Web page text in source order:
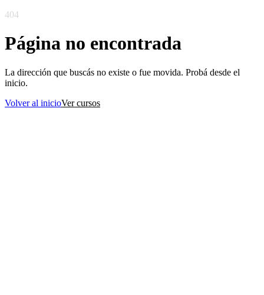
404
Página no encontrada
La dirección que buscás no existe o fue movida. Probá desde el
inicio.
Volver al inicioVer cursos